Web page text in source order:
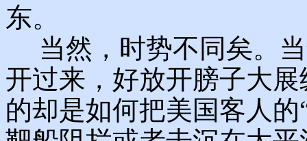
东。
当然，时势不同矣。
开过来，好放开膀子大
的却是如何把美国客人的